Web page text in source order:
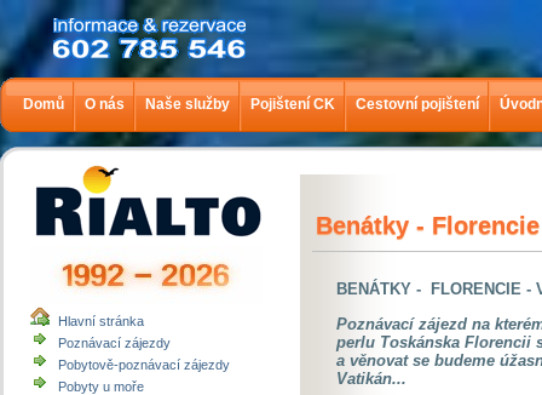
Domů O nás Naše služby Pojištení CK Cestovní pojištení
Hlavní stránka
Poznávací zájezdy
Pobytově-poznávací zájezdy
Pobyty u moře
Benátky -
BENÁTKY - FLORENCIE -
Poznávací zájezd na
perlu Toskánska Florencii
a věnovat se budeme
Vatikán...